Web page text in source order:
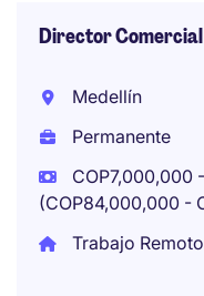
Director Comercial
Medellín
Permanente
COP7,000,000
(COP84,000,000 -
Trabajo Remoto